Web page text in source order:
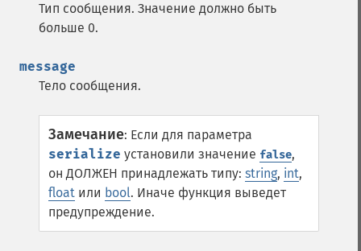
Тип сообщения. Значение должно быть
больше 0.
message
Тело сообщения.
Замечание: Если для параметра
serialize установили значение false,
он ДОЛЖЕН принадлежать типу: string, int,
float или bool. Иначе функция выведет
предупреждение.